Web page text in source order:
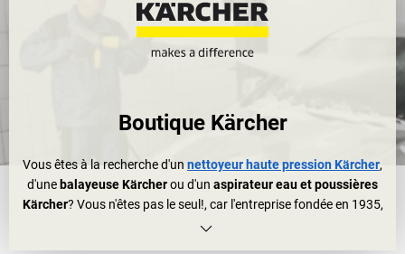
Boutique Kärcher
Vous êtes à la recherche d'un nettoyeur haute pression Kärcher,
d'une balayeuse Kärcherou d'un aspirateur eau et poussières
Kärcher? Vous n'êtes pas le seul!, car l'entreprise fondée en 1935,
qui a son site principal à Winnenden dans le Baden-Württemberg,